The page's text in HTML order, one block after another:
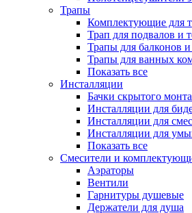
Трапы
Комплектующие для
Трап для подвалов и
Трапы для балконов и
Трапы для ванных
Показать все
Инсталляции
Бачки скрытого
Инсталляции для
Инсталляции для
Инсталляции для
Показать все
Смесители и
Аэраторы
Вентили
Гарнитуры душевые
Держатели для душа